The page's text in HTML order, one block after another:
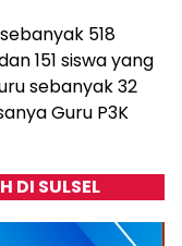
518
151 siswa yang
sebanyak 32
Guru P3K
DI SULSEL